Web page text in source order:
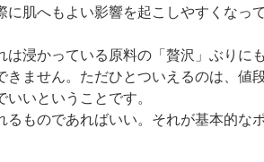
肌へもよい影響を起こしやすくなって
浸かっている原料の「贅沢」ぶりにも
ません。ただひとついえるのは、値
いということです。
ものであればいい。それが基本的な